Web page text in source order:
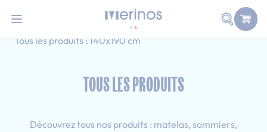
Faire
Accueil
Simple
Tous les produits : 140x190 cm
TOUS LES PRODUITS
Découvrez tous nos produits : matelas, sommiers,